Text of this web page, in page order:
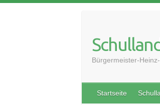
Bürgermeister-
Startseite